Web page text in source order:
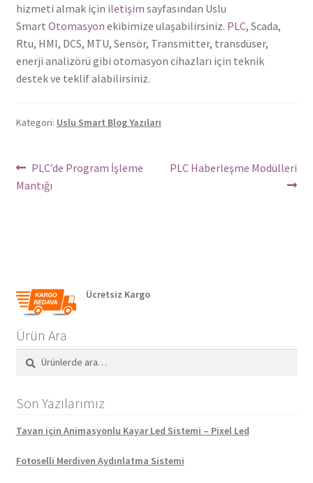
hizmeti almak için iletişim sayfasından Uslu
Smart Otomasyon ekibimize ulaşabilirsiniz. PLC, Scada,
Rtu, HMI, DCS, MTU, Sensör, Transmitter, transdüser,
enerji analizörü gibi otomasyon cihazları için teknik
destek ve teklif alabilirsiniz.
Kategori: Uslu Smart Blog Yazıları
Yazı
dolaşımı
Önceki
Yazı:
PLC’de Program İşleme
Mantığı
Sonraki
PLC Haberleşme Modülleri
Ücretsiz Kargo
Ürün Ara
Ara:
Ara
Son Yazılarımız
Tavan için Animasyonlu Kayar Led Sistemi – Pixel Led
Fotoselli Merdiven Aydınlatma Sistemi